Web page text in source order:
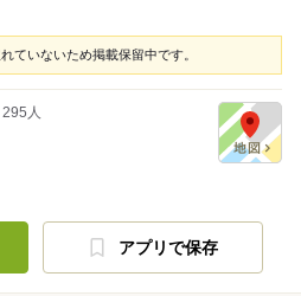
ていないため掲載保留中です。
295 人
アプリで保存